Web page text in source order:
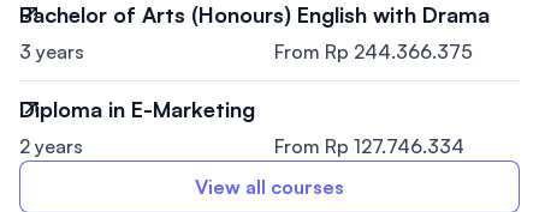
Bachelor of Arts (Honours) English with Drama
3 years From Rp 244.366.375
Diploma in E-Marketing
2 years
From Rp 127.746.334
View all courses